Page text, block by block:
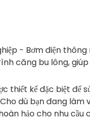
- Bơm điện
căng bu lông,
thiết kế đặc biệt để
dù bạn đang
hảo cho nhu cầu